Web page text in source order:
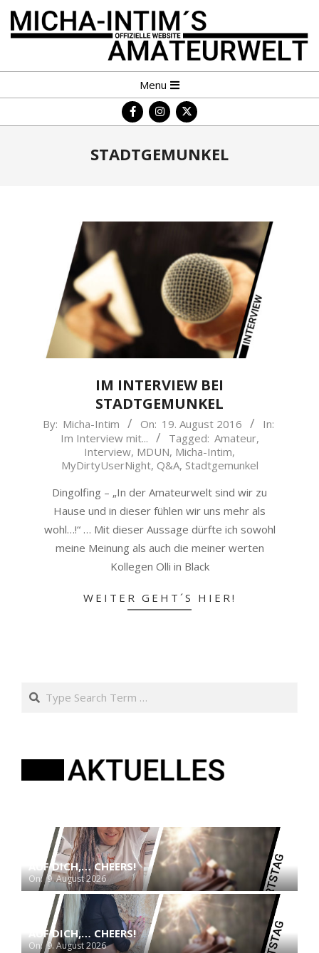
Skip
MICHA-
INTIM
´S
AMATEURWELT
Navigation
Menu
STADTGEMUNKEL
IM INTERVIEW BEI
STADTGEMUNKEL
2016-
By: Micha-Intim On: 19. August 2016
In:
Im Interview mit...
Tagged: Amateur,
Interview, MDUN, Micha-Intim,
MyDirtyUserNight, Q&A, Stadtgemunkel
Dingolfing – „In der Amateurwelt sind wir zu
Hause und in dieser fühlen wir uns mehr als
wohl…!“ … Mit dieser Aussage dürfte ich sowohl
meine Meinung als auch die meiner werten
Kollegen Olli in Black
WEITER GEHT´S HIER!
Search
AUF DICH,… CHEERS!
On: 9. August 2026
AUF DICH,… CHEERS!
On: 9. August 2026